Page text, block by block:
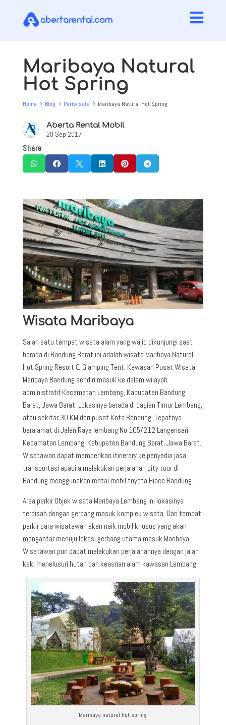

Maribaya Natural
Hot Spring
Home 5 Blog 5 Pariwisata 5 Maribaya Natural Hot Spring
Aberta Rental Mobil
28 Sep 2017
Share
     
Wisata Maribaya
Salah satu tempat wisata alam yang wajib dikunjungi saat
berada di Bandung Barat ini adalah wisata Maribaya Natural
Hot Spring Resort & Glamping Tent. Kawasan Pusat Wisata
Maribaya Bandung sendiri masuk ke dalam wilayah
administratif Kecamatan Lembang, Kabupaten Bandung
Barat, Jawa Barat. Lokasinya berada di bagian Timur Lembang,
atau sekitar 30 KM dari pusat Kota Bandung. Tepatnya
beralamat di Jalan Raya lembang No 105/212 Langensari,
Kecamatan Lembang, Kabupaten Bandung Barat, Jawa Barat.
Wisatawan dapat memberikan itinerary ke penyedia jasa
transportasi apabila melakukan perjalanan city tour di
Bandung menggunakan rental mobil toyota Hiace Bandung.
Area parkir Objek wisata Maribaya Lembang ini lokasinya
terpisah dengan gerbang masuk komplek wisata. Dari tempat
parkir para wisatawan akan naik mobil khusus yang akan
mengantar menuju lokasi gerbang utama masuk Maribaya.
Wisatawan pun dapat melakukan perjalanannya dengan jalan
kaki menelusuri hutan dan keasrian alam kawasan Lembang.
Maribaya natural hot spring